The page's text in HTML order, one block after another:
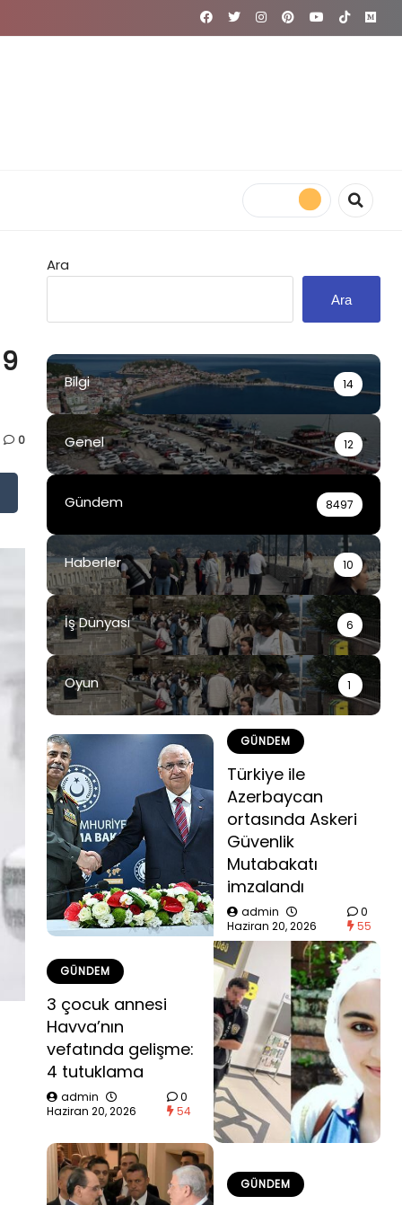
0
Ara
Ara
Bilgi 14
Genel 12
Gündem 8497
Haberler 10
İş Dünyası 6
Oyun 1
GÜNDEM
Türkiye ile
Azerbaycan
ortasında Askeri
Güvenlik
Mutabakatı
imzalandı
admin
Haziran 20, 2026
0
55
GÜNDEM
3 çocuk annesi
Havva’nın
vefatında gelişme:
4 tutuklama
admin
Haziran 20, 2026
0
54
GÜNDEM